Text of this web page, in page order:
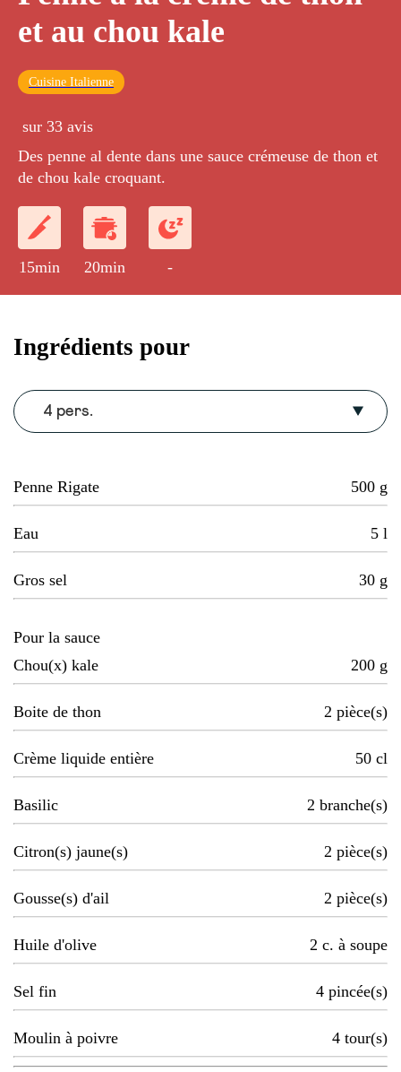
et au chou kale
Cuisine Italienne
sur 33 avis
Des penne al dente dans une sauce crémeuse de thon et
de chou kale croquant.
15min 20min -
Ingrédients pour
4 pers.
Penne Rigate 500 g
Eau 5 l
Gros sel 30 g
Pour la sauce
Chou(x) kale
200 g
Boite de thon 2 pièce(s)
Crème liquide entière 50 cl
Basilic 2 branche(s)
Citron(s) jaune(s) 2 pièce(s)
Gousse(s) d'ail 2 pièce(s)
Huile d'olive 2 c. à soupe
Sel fin 4 pincée(s)
Moulin à poivre 4 tour(s)